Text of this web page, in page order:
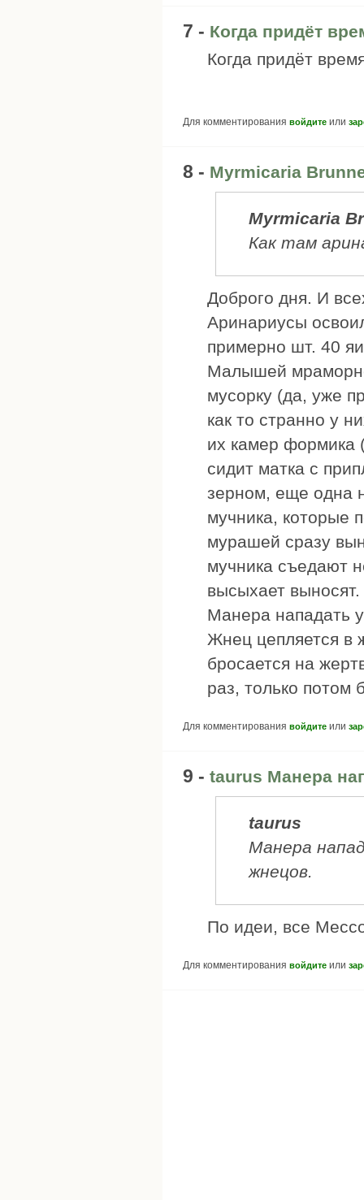
7 - Когда придёт
Когда придёт
Для комментирования войдите или
8 - Myrmicaria
Myrmicaria
Как там
Доброго дня. И
Аринариусы
примерно шт. 40
Малышей
мусорку (да, уже
как то странно у
их камер формика
сидит матка с
зерном, еще одна
мучника, которые
мурашей сразу
мучника съедают
высыхает
Манера нападать
Жнец цепляется в
бросается на
раз, только потом
Для комментирования войдите или
9 - taurus Манера
taurus
Манера
жнецов.
По идеи, все
Для комментирования войдите или